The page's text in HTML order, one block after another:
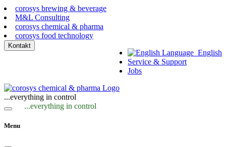
corosys brewing & beverage
M&L Consulting
corosys chemical & pharma
corosys food technology
English
Service & Support
Jobs
Kontakt
...everything in control
...everything in control
Menu